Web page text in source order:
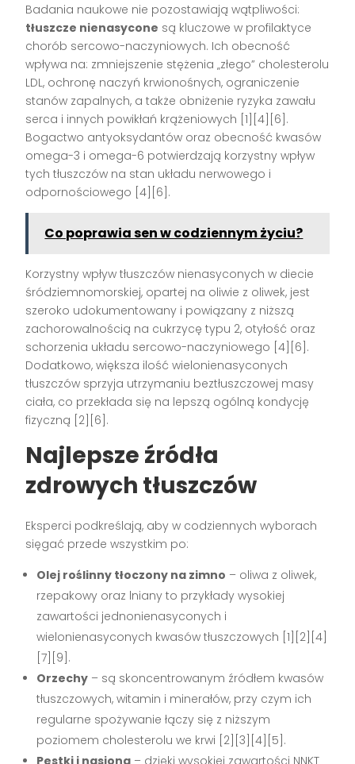
Badania naukowe nie pozostawiają wątpliwości:
tłuszcze nienasycone są kluczowe w profilaktyce
chorób sercowo-naczyniowych. Ich obecność
wpływa na: zmniejszenie stężenia „złego” cholesterolu
LDL, ochronę naczyń krwionośnych, ograniczenie
stanów zapalnych, a także obniżenie ryzyka zawału
serca i innych powikłań krążeniowych [1][4][6] .
Bogactwo antyoksydantów oraz obecność kwasów
omega-3 i omega-6 potwierdzają korzystny wpływ
tych tłuszczów na stan układu nerwowego i
odpornościowego [4][6] .
Co poprawia sen w codziennym życiu?
Korzystny wpływ tłuszczów nienasyconych w diecie
śródziemnomorskiej, opartej na oliwie z oliwek, jest
szeroko udokumentowany i powiązany z niższą
zachorowalnością na cukrzycę typu 2, otyłość oraz
schorzenia układu sercowo-naczyniowego [4][6] .
Dodatkowo, większa ilość wielonienasyconych
tłuszczów sprzyja utrzymaniu beztłuszczowej masy
ciała, co przekłada się na lepszą ogólną kondycję
fizyczną [2][6] .
Najlepsze źródła
zdrowych tłuszczów
Eksperci podkreślają, aby w codziennych wyborach
sięgać przede wszystkim po:
Olej roślinny tłoczony na zimno – oliwa z oliwek,
rzepakowy oraz lniany to przykłady wysokiej
zawartości jednonienasyconych i
wielonienasyconych kwasów tłuszczowych [1][2][4]
[7][9] .
Orzechy – są skoncentrowanym źródłem kwasów
tłuszczowych, witamin i minerałów, przy czym ich
regularne spożywanie łączy się z niższym
poziomem cholesterolu we krwi [2][3][4][5] .
Pestki i nasiona – dzięki wysokiej zawartości NNKT